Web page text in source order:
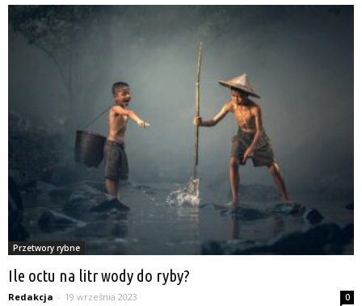
Przetwory rybne
Ile octu na litr wody do ryby?
Redakcja - 19 września 2023 0